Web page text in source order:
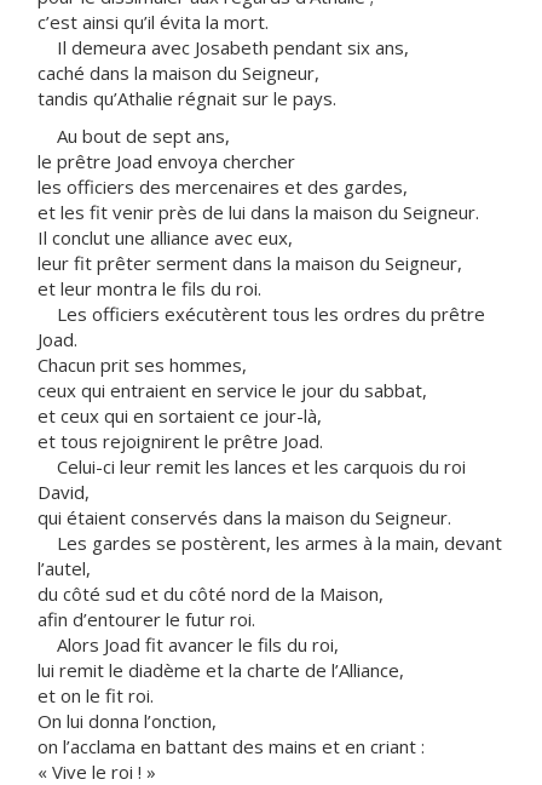
c’est ainsi qu’il évita la mort.
Il demeura avec Josabeth pendant six ans,
caché dans la maison du Seigneur,
tandis qu’Athalie régnait sur le pays.
Au bout de sept ans,
le prêtre Joad envoya chercher
les officiers des mercenaires et des gardes,
et les fit venir près de lui dans la maison du Seigneur.
Il conclut une alliance avec eux,
leur fit prêter serment dans la maison du Seigneur,
et leur montra le fils du roi.
Les officiers exécutèrent tous les ordres du prêtre
Joad.
Chacun prit ses hommes,
ceux qui entraient en service le jour du sabbat,
et ceux qui en sortaient ce jour-là,
et tous rejoignirent le prêtre Joad.
Celui-ci leur remit les lances et les carquois du roi
David,
qui étaient conservés dans la maison du Seigneur.
Les gardes se postèrent, les armes à la main, devant
l’autel,
du côté sud et du côté nord de la Maison,
afin d’entourer le futur roi.
Alors Joad fit avancer le fils du roi,
lui remit le diadème et la charte de l’Alliance,
et on le fit roi.
On lui donna l’onction,
on l’acclama en battant des mains et en criant :
« Vive le roi ! »